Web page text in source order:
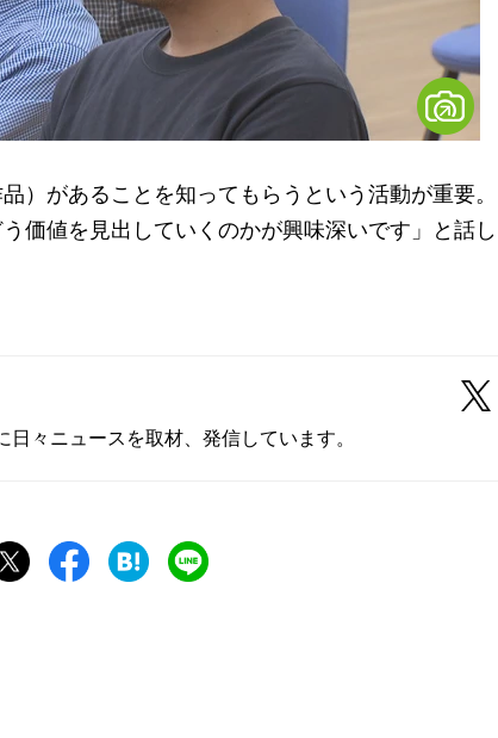
）があることを知ってもらうという活動が重要。
価値を見出していくのかが興味深いです」と話し
日々ニュースを取材、発信しています。